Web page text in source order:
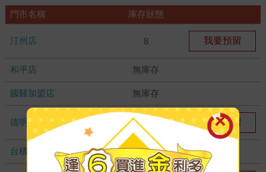
門市名稱 庫存狀態
汀州店 8 我要預留
和平店 無庫存
國醫加盟店 無庫存
德明加盟店 我要預留
台積店 無庫存